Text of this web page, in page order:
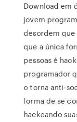
Download em
jovem
desordem
que a única
pessoas é
programador
o torna anti-
forma de se
hackeando